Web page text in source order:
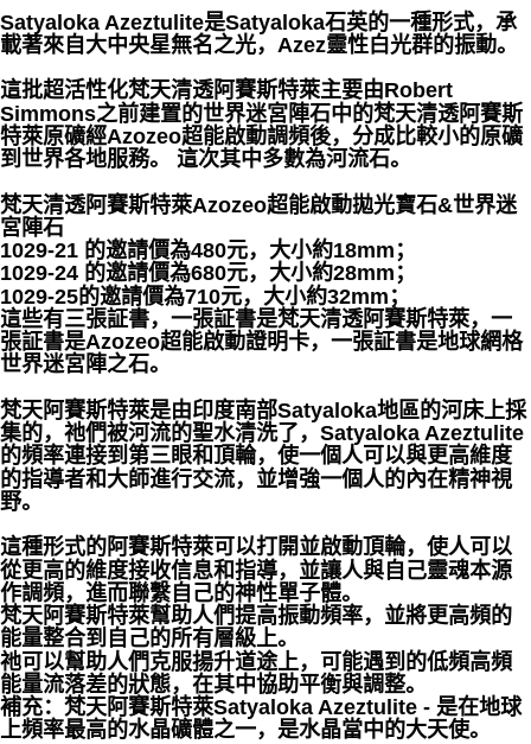
Satyaloka Azeztulite是Satyaloka石英的一種形式，承
載著來自大中央星無名之光，Azez靈性白光群的振動。
這批超活性化梵天清透阿賽斯特萊主要由Robert
Simmons之前建置的世界迷宮陣石中的梵天清透阿賽斯
特萊原礦經Azozeo超能啟動調頻後，分成比較小的原礦
到世界各地服務。 這次其中多數為河流石。
梵天清透阿賽斯特萊Azozeo超能啟動拋光寶石&世界迷
宮陣石
1029-21 的邀請價為480元，大小約18mm；
1029-24 的邀請價為680元，大小約28mm；
1029-25的邀請價為710元，大小約32mm；
這些有三張証書，一張証書是梵天清透阿賽斯特萊，一
張証書是Azozeo超能啟動證明卡，一張証書是地球網格
世界迷宮陣之石。
梵天阿賽斯特萊是由印度南部Satyaloka地區的河床上採
集的，祂們被河流的聖水清洗了，Satyaloka Azeztulite
的頻率連接到第三眼和頂輪，使一個人可以與更高維度
的指導者和大師進行交流，並增強一個人的內在精神視
野。
這種形式的阿賽斯特萊可以打開並啟動頂輪，使人可以
從更高的維度接收信息和指導，並讓人與自己靈魂本源
作調頻，進而聯繫自己的神性單子體。
梵天阿賽斯特萊幫助人們提高振動頻率，並將更高頻的
能量整合到自己的所有層級上。
祂可以幫助人們克服揚升道途上，可能遇到的低頻高頻
能量流落差的狀態，在其中協助平衡與調整。
補充：梵天阿賽斯特萊Satyaloka Azeztulite - 是在地球
上頻率最高的水晶礦體之一，是水晶當中的大天使。